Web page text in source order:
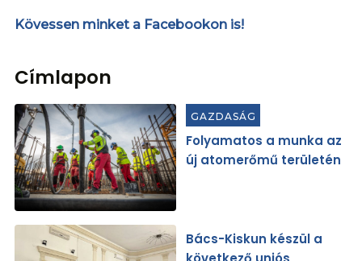
Kövessen minket a Facebookon is!
Címlapon
GAZDASÁG
Folyamatos a munka az
új atomerőmű területén
Bács-Kiskun készül a